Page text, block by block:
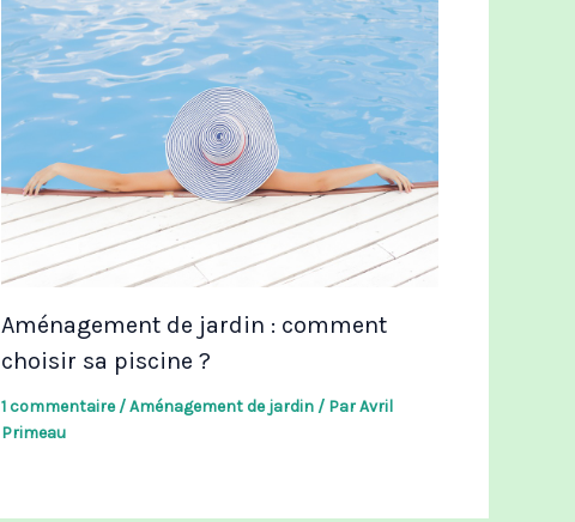
Aménagement de jardin : comment
choisir sa piscine ?
1 commentaire /Aménagement de jardin/ ParAvril
Primeau